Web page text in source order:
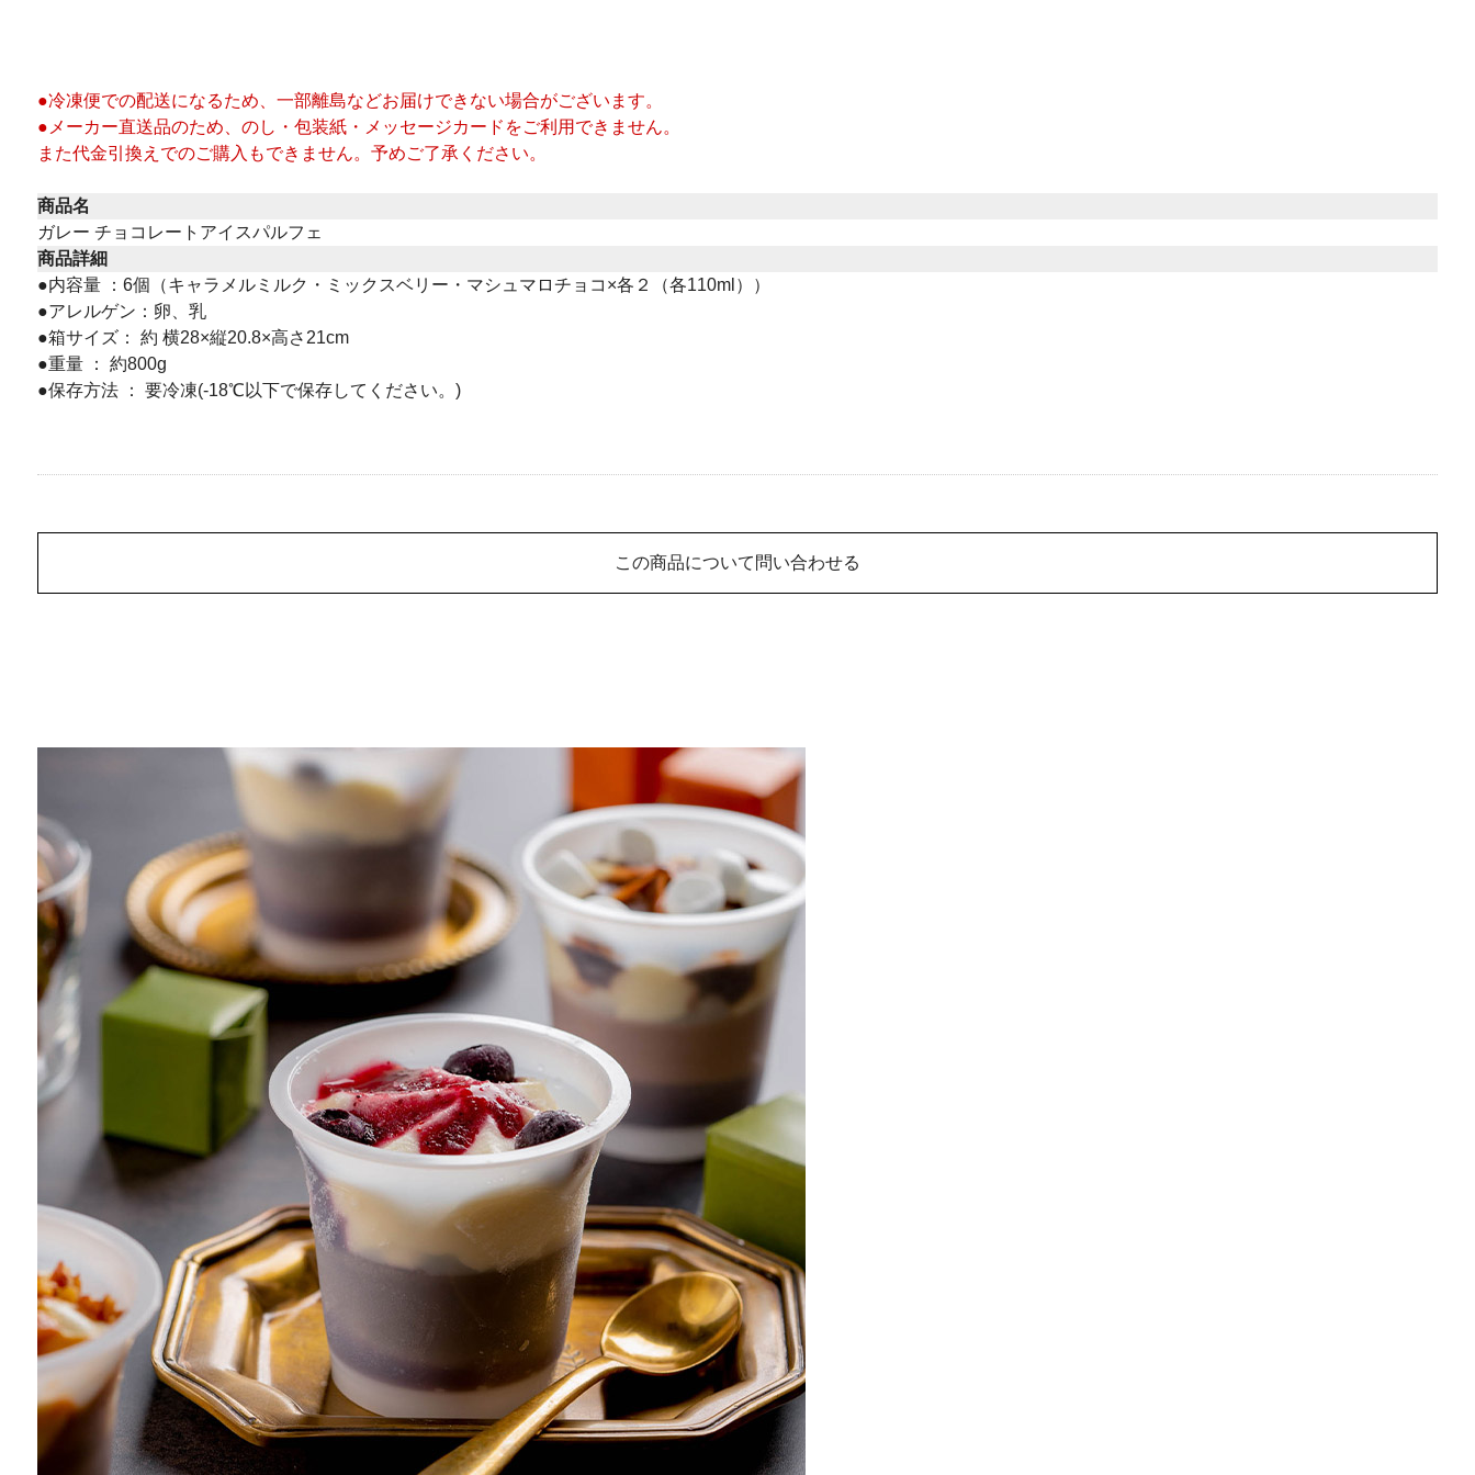
この商品について問い合わせる
●冷凍便での配送になるため、一部離島などお届けできない場合がございます。
●メーカー直送品のため、のし・包装紙・メッセージカードをご利用できません。
また代金引換えでのご購入もできません。予めご了承ください。
商品名
ガレー チョコレートアイスパルフェ
商品詳細
●内容量 ：6個（キャラメルミルク・ミックスベリー・マシュマロチョコ×各２（各110ml））
●アレルゲン：卵、乳
●箱サイズ： 約 横28×縦20.8×高さ21cm
●重量 ： 約800g
●保存方法 ： 要冷凍(-18℃以下で保存してください。)